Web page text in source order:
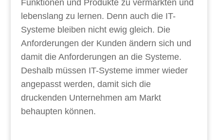
Funktionen und Produkte zu vermarkten und
lebenslang zu lernen. Denn auch die IT-
Systeme bleiben nicht ewig gleich. Die
Anforderungen der Kunden ändern sich und
damit die Anforderungen an die Systeme.
Deshalb müssen IT-Systeme immer wieder
angepasst werden, damit sich die
druckenden Unternehmen am Markt
behaupten können.